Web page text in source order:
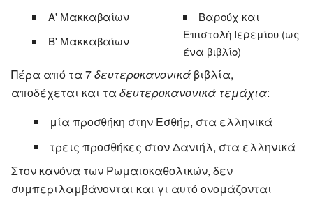
Α' Μακκαβαίων
Β' Μακκαβαίων
Βαρούχ και
Επιστολή Ιερεμίου (ως
ένα βιβλίο)
Πέρα από τα 7δευτεροκανονικά βιβλία,
αποδέχεται και τα δευτεροκανονικά τεμάχια:
μία προσθήκη στην Εσθήρ, στα ελληνικά
τρεις προσθήκες στον Δανιήλ, στα ελληνικά
Στον κανόνα των Ρωμαιοκαθολικών, δεν
συμπεριλαμβάνονται και γι αυτό ονομάζονται